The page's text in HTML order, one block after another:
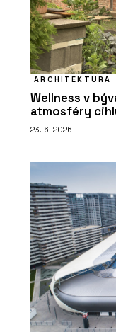
ARCHITEKTURA
Wellness v
atmosféry
23. 6. 2026